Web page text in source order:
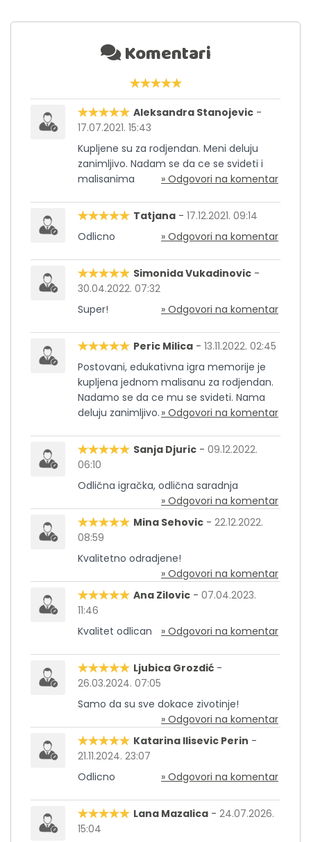
Komentari
Aleksandra Stanojevic -
17.07.2021. 15:43
Kupljene su za rodjendan. Meni deluju
zanimljivo. Nadam se da ce se svideti i
malisanima
» Odgovori na komentar
Tatjana - 17.12.2021. 09:14
Odlicno
» Odgovori na komentar
Simonida Vukadinovic -
30.04.2022. 07:32
Super!
» Odgovori na komentar
Peric Milica - 13.11.2022. 02:45
Postovani, edukativna igra memorije je
kupljena jednom malisanu za rodjendan.
Nadamo se da ce mu se svideti. Nama
deluju zanimljivo. » Odgovori na komentar
Sanja Djuric - 09.12.2022.
06:10
Odlična igračka, odlična saradnja
» Odgovori na komentar
Mina Sehovic - 22.12.2022.
08:59
Kvalitetno odradjene!
» Odgovori na komentar
Ana Zilovic - 07.04.2023.
11:46
Kvalitet odlican
» Odgovori na komentar
Ljubica Grozdić -
26.03.2024. 07:05
Samo da su sve dokace zivotinje!
» Odgovori na komentar
Katarina Ilisevic Perin -
21.11.2024. 23:07
Odlicno
» Odgovori na komentar
Lana Mazalica - 24.07.2026.
15:04